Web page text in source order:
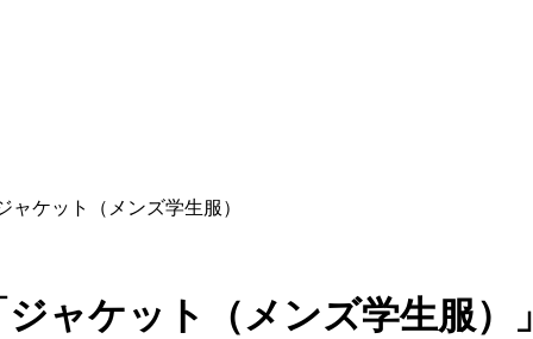
ャケット（メンズ学生服）
ャケット（メンズ学生服）」